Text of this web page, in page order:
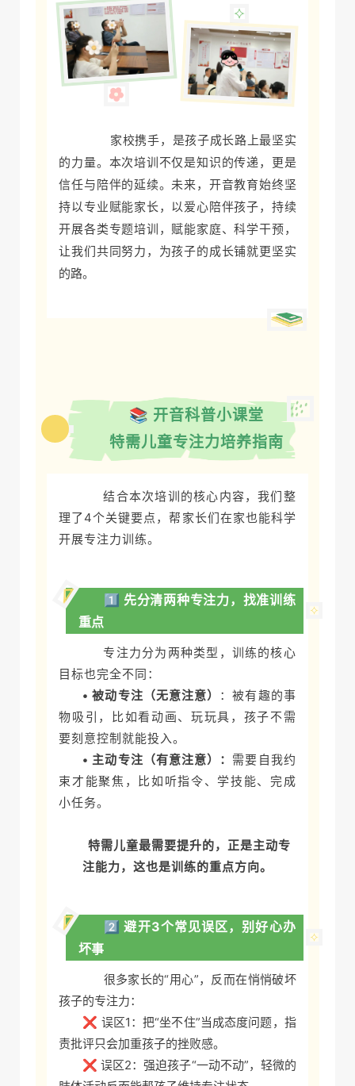
家校携手，是孩子成长路上最坚实
的力量。本次培训不仅是知识的传递，更是
信任与陪伴的延续。未来，开音教育始终坚
持以专业赋能家长，以爱心陪伴孩子，持续
开展各类专题培训，赋能家庭、科学干预，
让我们共同努力，为孩子的成长铺就更坚实
的路。
02
📚 开音科普小课堂
特需儿童专注力培养指南
结合本次培训的核心内容，我们整
理了4个关键要点，帮家长们在家也能科学
开展专注力训练。
1️⃣ 先分清两种专注力，找准训练
重点
专注力分为两种类型，训练的核心
目标也完全不同：
• 被动专注（无意注意） ：被有趣的事
物吸引，比如看动画、玩玩具，孩子不需
要刻意控制就能投入。
• 主动专注（有意注意）： 需要自我约
束才能聚焦，比如听指令、学技能、完成
小任务。
特需儿童最需要提升的，正是主动专
注能力，这也是训练的重点方向。
2️⃣ 避开3个常见误区，别好心办
坏事
很多家长的“用心”，反而在悄悄破坏
孩子的专注力：
❌ 误区1：把“坐不住”当成态度问题，指
责批评只会加重孩子的挫败感。
❌ 误区2：强迫孩子“一动不动”，轻微的